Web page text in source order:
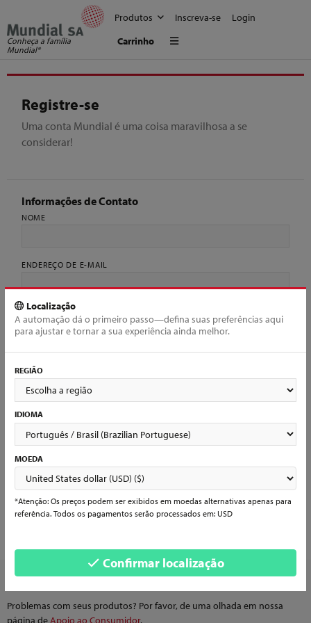
Localização
A automação dá o primeiro passo—defina suas preferências aqui
para ajustar e tornar a sua experiência ainda melhor.
REGIÃO
IDIOMA
MOEDA
*Atenção: Os preços podem ser exibidos em moedas alternativas apenas para
referência. Todos os pagamentos serão processados em: USD
Confirmar localização
Conheça a família
Mundial®
Produtos Inscreva-se
Login
Carrinho
Menu
Registre-se
Uma conta Mundial é uma coisa maravilhosa a se
considerar!
Informações de Contato
NOME
ENDEREÇO DE E-MAIL
TELEFONE PARA CONTATO
Credenciais da conta
As informações acima estão corretas? A única coisa que resta a
fazer agora é definir uma senha abaixo.
SENHA
A senha deve conter pelo menos 5 caracteres
Está tendo algum problema?
Problemas com seus produtos? Por favor, de uma olhada em nossa
página de Apoio ao Consumidor.